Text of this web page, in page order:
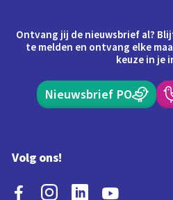
Ontvang jij de nieuwsbrief al?
te melden en ontvang elke
keuze in je
Nieuwsbrief PO
Volg ons!